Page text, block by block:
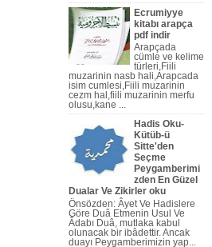
Ecrumiyye
kitabı arapça
pdf indir
Arapçada
cümle ve kelime
türleri,Fiili
muzarinin nasb hali,Arapcada
isim cumlesi,Fiili muzarinin
cezm hal,fiili muzarinin merfu
olusu,kane ...
Hadis Oku-
Kütüb-ü
Sitte'den
Seçme
Peygamberimi
zden En Güzel
Dualar Ve Zikirler oku
Önsözden: Âyet Ve Hadislere
Göre Duâ Etmenin Usul Ve
Âdabı Duâ, mutlaka kabul
olunacak bir ibâdettir. Ancak
duayı Peygamberi­mizin yap...